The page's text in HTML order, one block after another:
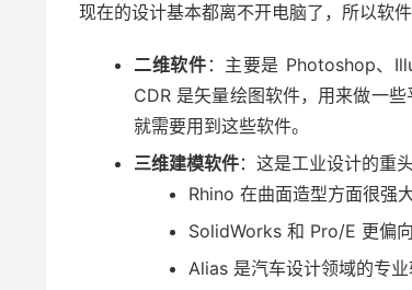
现在的设计基本都离不开电脑了，所以软
二维软件 ：主要是 Photoshop、
CDR 是矢量绘图软件，用来做一
就需要用到这些软件。
三维建模软件：这是工业设计的重
Rhino 在曲面造型方面很强
SolidWorks 和 Pro/E 更偏
Alias 是汽车设计领域的专业